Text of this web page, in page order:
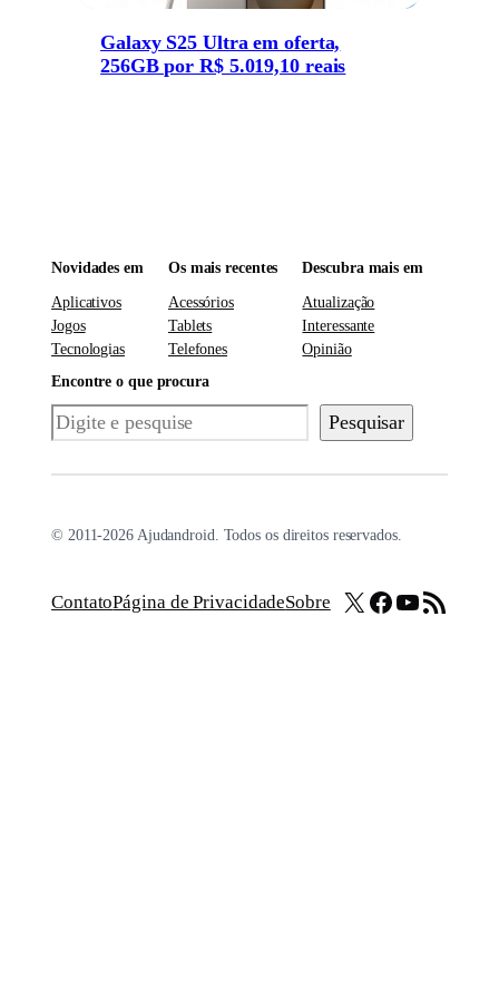
Galaxy S25 Ultra em oferta,
256GB por R$ 5.019,10 reais
Novidades em
Aplicativos
Jogos
Tecnologias
Os mais recentes
Acessórios
Tablets
Telefones
Descubra mais em
Atualização
Interessante
Opinião
Encontre o que procura
Pesquisar Pesquisar
© 2011-2026 Ajudandroid. Todos os direitos reservados.
ContatoPágina de PrivacidadeSobre X Facebook
Youtube
Feed RSS